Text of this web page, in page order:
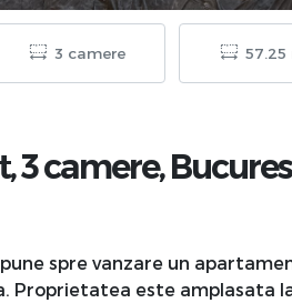
3 camere 57.25
3 camere,
spre vanzare un
Proprietatea este amplasata